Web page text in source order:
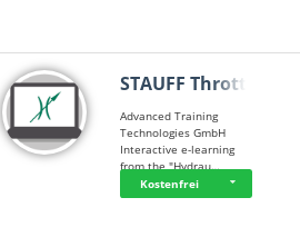
STAUFF Throttle…
Advanced Training
Technologies GmbH
Interactive e-learning
from the "Hydrau…
Kostenfrei